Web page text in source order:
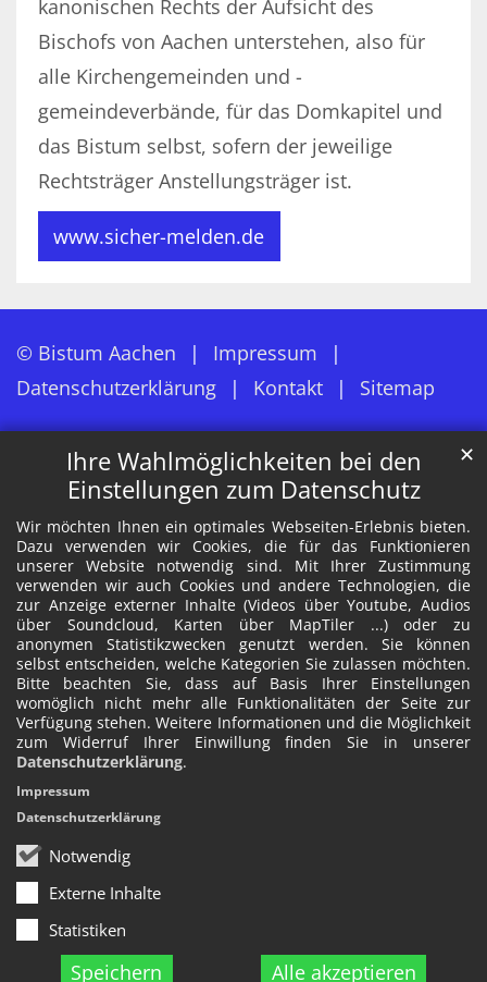
Ihre Wahlmöglichkeiten bei den
Einstellungen zum Datenschutz
Wir möchten Ihnen ein optimales Webseiten-Erlebnis bieten.
Dazu verwenden wir Cookies, die für das Funktionieren
unserer Website notwendig sind. Mit Ihrer Zustimmung
verwenden wir auch Cookies und andere Technologien, die
zur Anzeige externer Inhalte (Videos über Youtube, Audios
über Soundcloud, Karten über MapTiler ...) oder zu
anonymen Statistikzwecken genutzt werden. Sie können
selbst entscheiden, welche Kategorien Sie zulassen möchten.
Bitte beachten Sie, dass auf Basis Ihrer Einstellungen
womöglich nicht mehr alle Funktionalitäten der Seite zur
Verfügung stehen. Weitere Informationen und die Möglichkeit
zum Widerruf Ihrer Einwillung finden Sie in unserer
Datenschutzerklärung.
Notwendig
Externe Inhalte
Statistiken
Speichern Alle akzeptieren
✕
Impressum
Datenschutzerklärung
kanonischen Rechts der Aufsicht des
Bischofs von Aachen unterstehen, also für
alle Kirchengemeinden und -
gemeindeverbände, für das Domkapitel und
das Bistum selbst, sofern der jeweilige
Rechtsträger Anstellungsträger ist.
www.sicher-melden.de
© Bistum Aachen
Impressum
Datenschutzerklärung
Kontakt Sitemap